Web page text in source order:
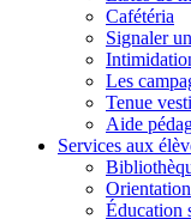
Cafétéria
Signaler
Les
Tenue
Aide
Services aux
Orientation
Éducation